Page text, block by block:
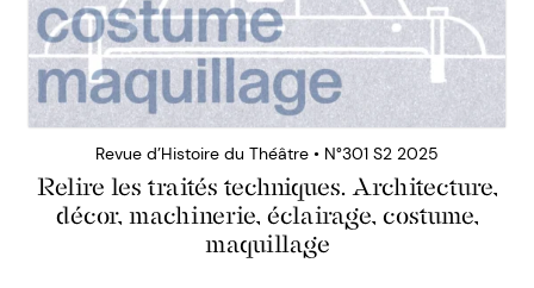
Revue d’Histoire du Théâtre • N°301 S2 2025
Relire les traités techniques. Architecture,
décor, machinerie, éclairage, costume,
maquillage